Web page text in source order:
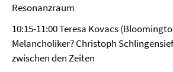
Resonanzraum
10:15-11:00 Teresa Kovacs
Melancholiker? Christoph
zwischen den Zeiten